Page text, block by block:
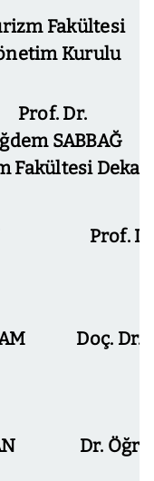
Fakültesi
Kurulu
Prof. Dr.
SABBAĞ
Fakültesi
Prof.
Doç. Dr.
Dr. Öğr.